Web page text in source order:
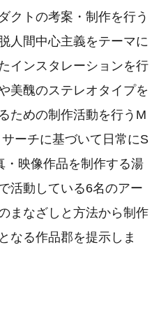
クトの考案・制作を行う
人間中心主義をテーマに
インスタレーションを行
美醜のステレオタイプを
ための制作活動を行うM
ーチに基づいて日常にS
・映像作品を制作する湯
活動している6名のアー
まなざしと方法から制作
なる作品郡を提示しま